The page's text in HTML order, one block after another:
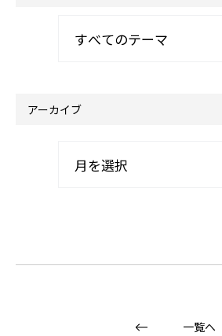
アーカイブ
一覧へ